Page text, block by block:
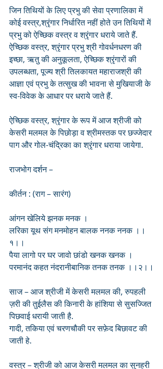
जिन तिथियों के लिए प्रभु की सेवा प्रणालिका में
कोई वस्त्र,श्रृंगार निर्धारित नहीं होते उन तिथियों में
प्रभु को ऐच्छिक वस्त्र व श्रृंगार धराये जाते हैं.
ऐच्छिक वस्त्र, श्रृंगार प्रभु श्री गोवर्धनधरण की
इच्छा, ऋतु की अनुकूलता, ऐच्छिक श्रृंगारों की
उपलब्धता, पूज्य श्री तिलकायत महाराजश्री की
आज्ञा एवं प्रभु के तत्सुख की भावना से मुखियाजी के
स्व-विवेक के आधार पर धराये जाते हैं.
ऐच्छिक वस्त्र, श्रृंगार के रूप में आज श्रीजी को
केसरी मलमल के पिछोड़ा व श्रीमस्तक पर छज्जेदार
पाग और गोल-चंद्रिका का श्रृंगार धराया जायेगा.
राजभोग दर्शन –
कीर्तन : (राग – सारंग)
आंगन खेलिये झनक मनक ।
लरिका यूथ संग मनमोहन बालक ननक ननक ।।
१।।
पैया लागो पर घर जावो छांडो खनक खनक ।
परमानंद कहत नंदरानीबानिक तनक तनक ।।२।।
साज – आज श्रीजी में केसरी मलमल की, रुपहली
ज़री की तुईलैस की किनारी के हांशिया से सुसज्जित
पिछवाई धरायी जाती है.
गादी, तकिया एवं चरणचौकी पर सफ़ेद बिछावट की
जाती हे.
वस्त्र – श्रीजी को आज केसरी मलमल का सुनहरी